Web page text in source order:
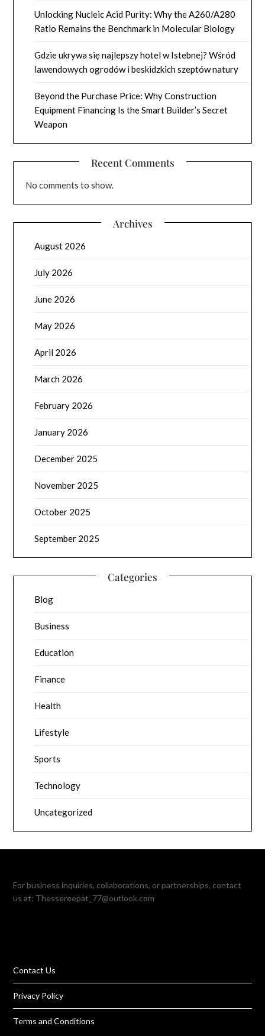
Unlocking Nucleic Acid Purity: Why the A260/A280
Ratio Remains the Benchmark in Molecular Biology
Gdzie ukrywa się najlepszy hotel w Istebnej? Wśród
lawendowych ogrodów i beskidzkich szeptów natury
Beyond the Purchase Price: Why Construction
Equipment Financing Is the Smart Builder’s Secret
Weapon
Recent Comments
No comments to show.
Archives
August 2026
July 2026
June 2026
May 2026
April 2026
March 2026
February 2026
January 2026
December 2025
November 2025
October 2025
September 2025
Categories
Blog
Business
Education
Finance
Health
Lifestyle
Sports
Technology
Uncategorized
For business inquiries, collaborations, or partnerships, contact
us at: Thessereepat_77@outlook.com
Contact Us
Privacy Policy
Terms and Conditions